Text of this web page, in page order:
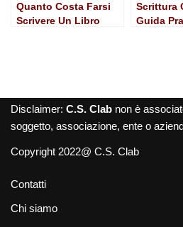
Quanto Costa Farsi
Scrivere Un Libro
Scrittura
Guida
Disclaimer: C.S. Clab non è
soggetto, associazione, ente o
Copyright 2022@ C.S. Clab
Contatti
Chi siamo